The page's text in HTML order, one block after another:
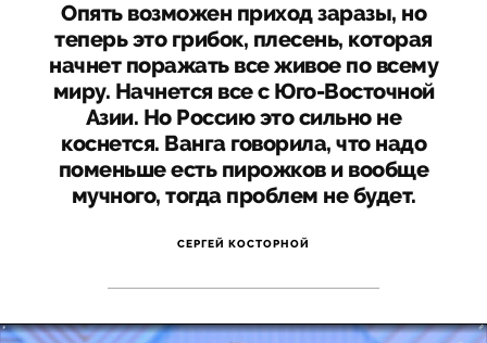
Опять возможен приход заразы, но
теперь это грибок, плесень, которая
начнет поражать все живое по всему
миру. Начнется все с Юго-Восточной
Азии. Но Россию это сильно не
коснется. Ванга говорила, что надо
поменьше есть пирожков и вообще
мучного, тогда проблем не будет.
СЕРГЕЙ КОСТОРНОЙ